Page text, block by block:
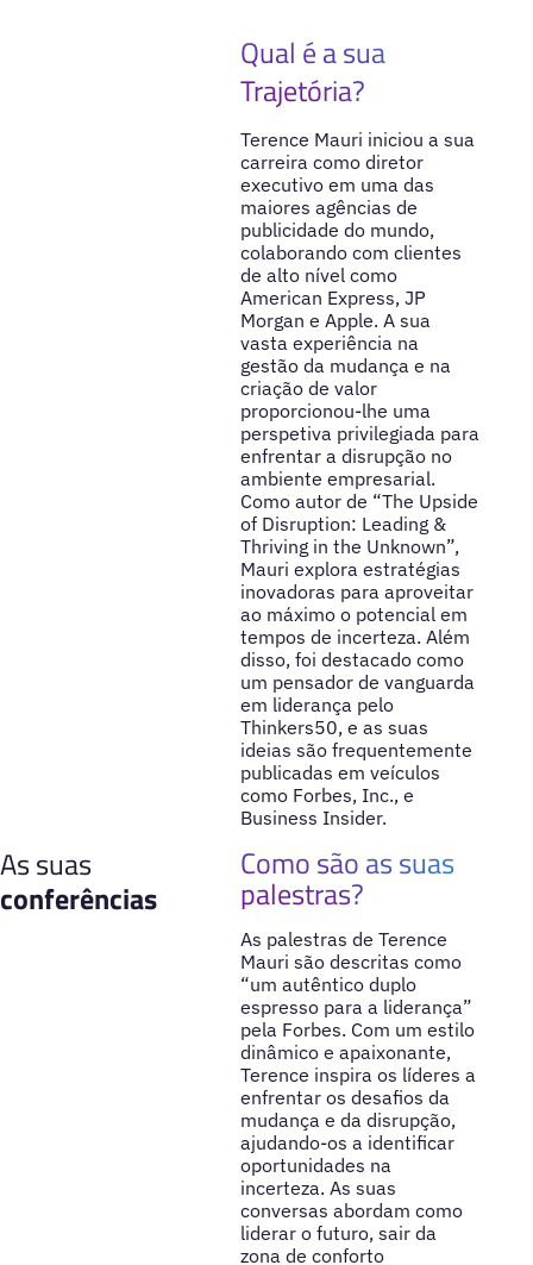
Qual é a sua
Trajetória?
Terence Mauri iniciou a sua
carreira como diretor
executivo em uma das
maiores agências de
publicidade do mundo,
colaborando com clientes
de alto nível como
American Express, JP
Morgan e Apple. A sua
vasta experiência na
gestão da mudança e na
criação de valor
proporcionou-lhe uma
perspetiva privilegiada para
enfrentar a disrupção no
ambiente empresarial.
Como autor de “The Upside
of Disruption: Leading &
Thriving in the Unknown”,
Mauri explora estratégias
inovadoras para aproveitar
ao máximo o potencial em
tempos de incerteza. Além
disso, foi destacado como
um pensador de vanguarda
em liderança pelo
Thinkers50, e as suas
ideias são frequentemente
publicadas em veículos
como Forbes, Inc., e
Business Insider.
As suas
conferências
Como são as suas
palestras?
As palestras de Terence
Mauri são descritas como
“um autêntico duplo
espresso para a liderança”
pela Forbes. Com um estilo
dinâmico e apaixonante,
Terence inspira os líderes a
enfrentar os desafios da
mudança e da disrupção,
ajudando-os a identificar
oportunidades na
incerteza. As suas
conversas abordam como
liderar o futuro, sair da
zona de conforto